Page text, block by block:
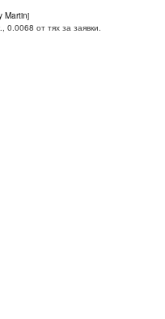
Martinj
от тях за заявки.